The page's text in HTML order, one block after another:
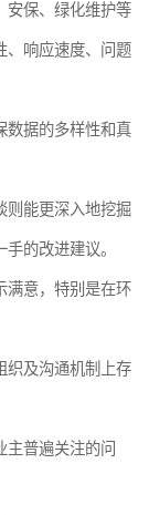
安保、绿化维护等
、响应速度、问题
数据的多样性和真
则能更深入地挖掘
的改进建议。
满意，特别是在环
织及沟通机制上存
普遍关注的问